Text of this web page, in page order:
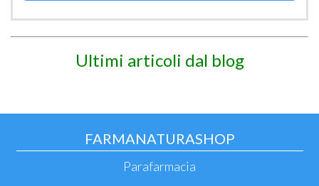
Ultimi articoli dal blog
FARMANATURASHOP
Parafarmacia